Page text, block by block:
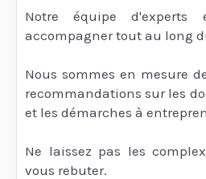
Notre équipe
accompagner tout au long
Nous sommes en mesure
recommandations sur les
et les démarches à
Ne laissez pas les
vous rebuter.